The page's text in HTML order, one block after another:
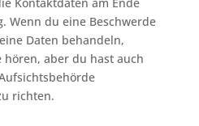
Wenn du eine Beschwerde
Daten behandeln,
aber du hast auch
richten.